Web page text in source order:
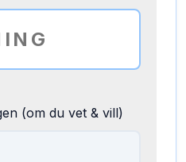
(om du vet & vill)